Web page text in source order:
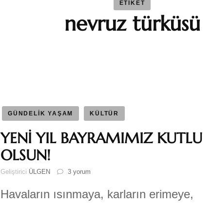
ETIKET
nevruz türküsü
GÜNDELİK YAŞAM KÜLTÜR
YENİ YIL BAYRAMIMIZ KUTLU
OLSUN!
Geliştirici ÜLGEN
YENİ
BAYRAMIMIZ
KUTLU
3 yorum
Havaların ısınmaya, karların erimeye,